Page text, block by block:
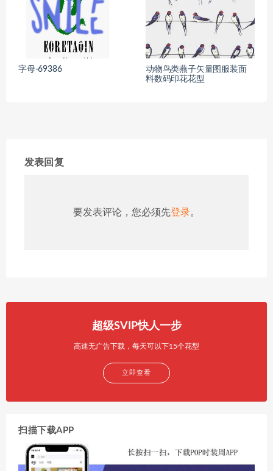
字母-69386
动物鸟类燕子矢量图服装面
料数码印花花型
发表回复
要发表评论，您必须先登录。
超级SVIP快人一步
高速无广告下载，每天可以下15个花型
立即查看
扫描下载APP